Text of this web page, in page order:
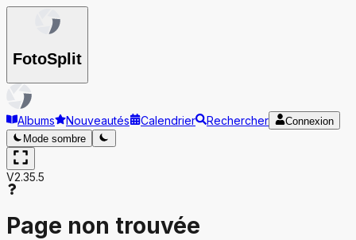
FotoSplit
Albums Nouveautés Calendrier Rechercher
Connexion
Mode sombre
V2.35.5
Page non trouvée